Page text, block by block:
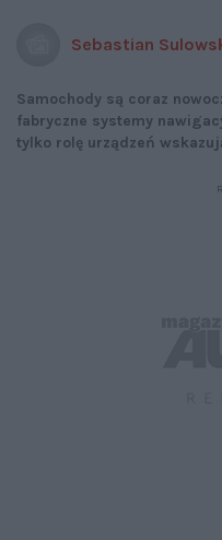
Sebastian
Samochody są coraz
fabryczne systemy
tylko rolę urządzeń